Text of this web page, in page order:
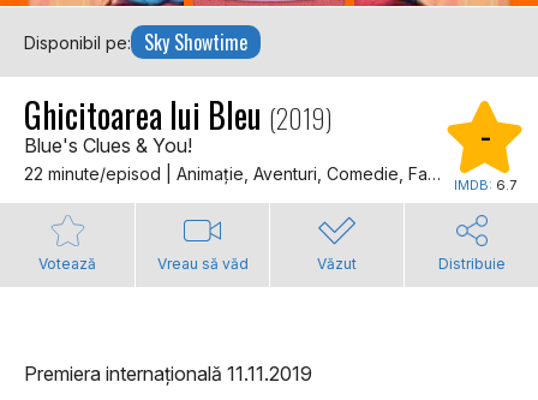
Disponibil pe: Sky Showtime
Ghicitoarea lui Bleu (2019)
Blue's Clues & You!
22 minute/episod | Animaţie, Aventuri, Comedie, Familie, Muzical
-
IMDB: 6.7
Votează Vreau să văd Văzut Distribuie
Premiera internațională 11.11.2019